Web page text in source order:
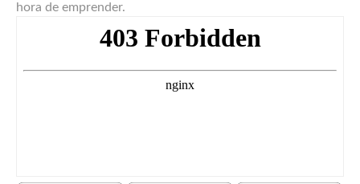
hora de emprender.